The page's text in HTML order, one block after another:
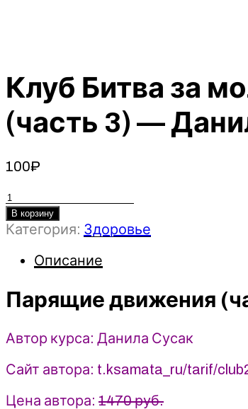
Клуб Битва за
(часть 3) —
100₽
Количество
товара
Клуб
2.0.
Модуль
1.
Парящие
движения
(часть
3)
В корзину
Категория: Здоровье
Описание
Парящие движения
Автор курса: Данила Сусак
Сайт автора: t.ksamata_ru/tarif/
Цена автора: 1470 руб.